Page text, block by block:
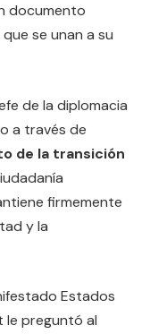
documento
se unan a su
de la diplomacia
a través de
de la transición
firmemente
y la
Estados
le preguntó al